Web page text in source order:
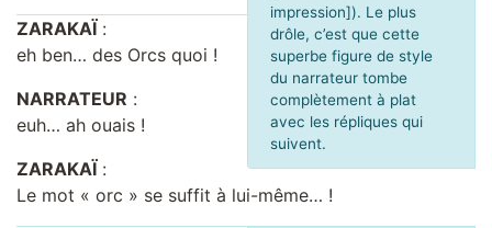
impression]). Le plus
drôle, c’est que cette
superbe figure de style
du narrateur tombe
complètement à plat
avec les répliques qui
suivent.
ZARAKAÏ :
eh ben… des Orcs quoi !
NARRATEUR :
euh… ah ouais !
ZARAKAÏ :
Le mot « orc » se suffit à lui-même… !